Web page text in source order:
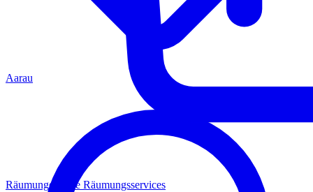
Räumungen Alle Räumungsservices
Aarau